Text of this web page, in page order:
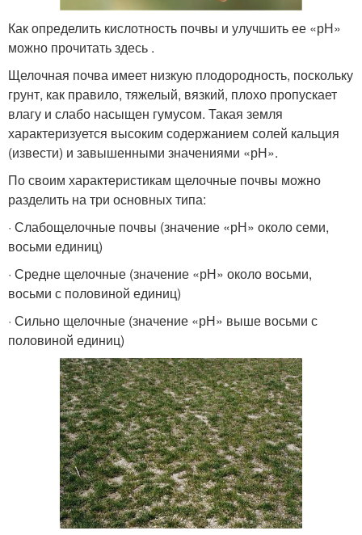
Как определить кислотность почвы и улучшить ее «рН»
можно прочитать здесь .
Щелочная почва имеет низкую плодородность, поскольку
грунт, как правило, тяжелый, вязкий, плохо пропускает
влагу и слабо насыщен гумусом. Такая земля
характеризуется высоким содержанием солей кальция
(извести) и завышенными значениями «рН».
По своим характеристикам щелочные почвы можно
разделить на три основных типа:
· Слабощелочные почвы (значение «рН» около семи,
восьми единиц)
· Средне щелочные (значение «рН» около восьми,
восьми с половиной единиц)
· Сильно щелочные (значение «рН» выше восьми с
половиной единиц)